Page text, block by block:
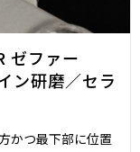
ゼファー
ン研磨／セラ
かつ最下部に位置